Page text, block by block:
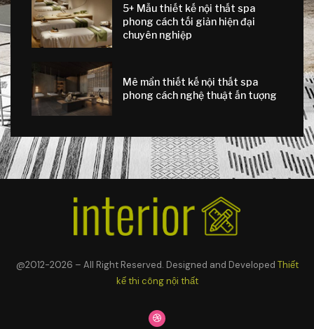
5+ Mẫu thiết kế nội thất spa
phong cách tối giản hiện đại
chuyên nghiệp
Mê mẩn thiết kế nội thất spa
phong cách nghệ thuật ấn tượng
@2012-2026 – All Right Reserved. Designed and Developed Thiết
kế thi công nội thất